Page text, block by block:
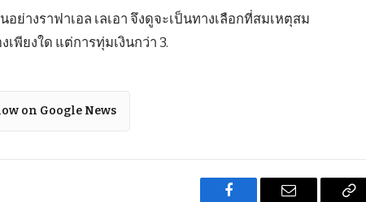
ย่างราฟาเอล เลเอา จึงดูจะเป็นทางเลือกที่สมเหตุสม
ยงใด แต่การทุ่มเงินกว่า 3.
on Google News